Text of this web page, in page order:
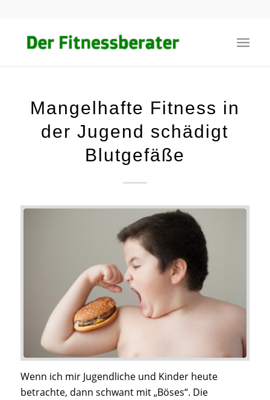
Mangelhafte Fitness in
der Jugend schädigt
Blutgefäße
Wenn ich mir Jugendliche und Kinder heute
betrachte, dann schwant mit „Böses“. Die